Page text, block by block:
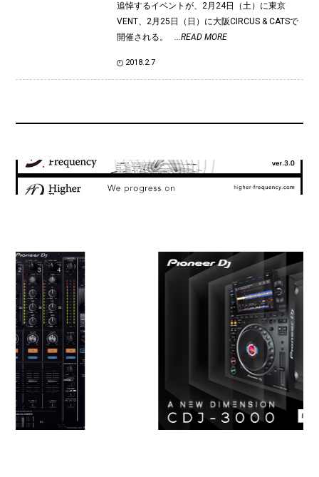
追悼するイベントが、2月24日（土）に東京
VENT、2月25日（日）に大阪CIRCUS & CATSで
開催される。 ...READ MORE
2018.2.7